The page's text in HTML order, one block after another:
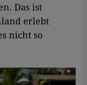
Das ist
erlebt
nicht so